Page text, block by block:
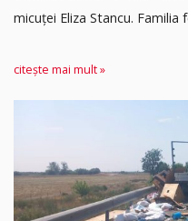
micuței Eliza Stancu.
citește mai mult »